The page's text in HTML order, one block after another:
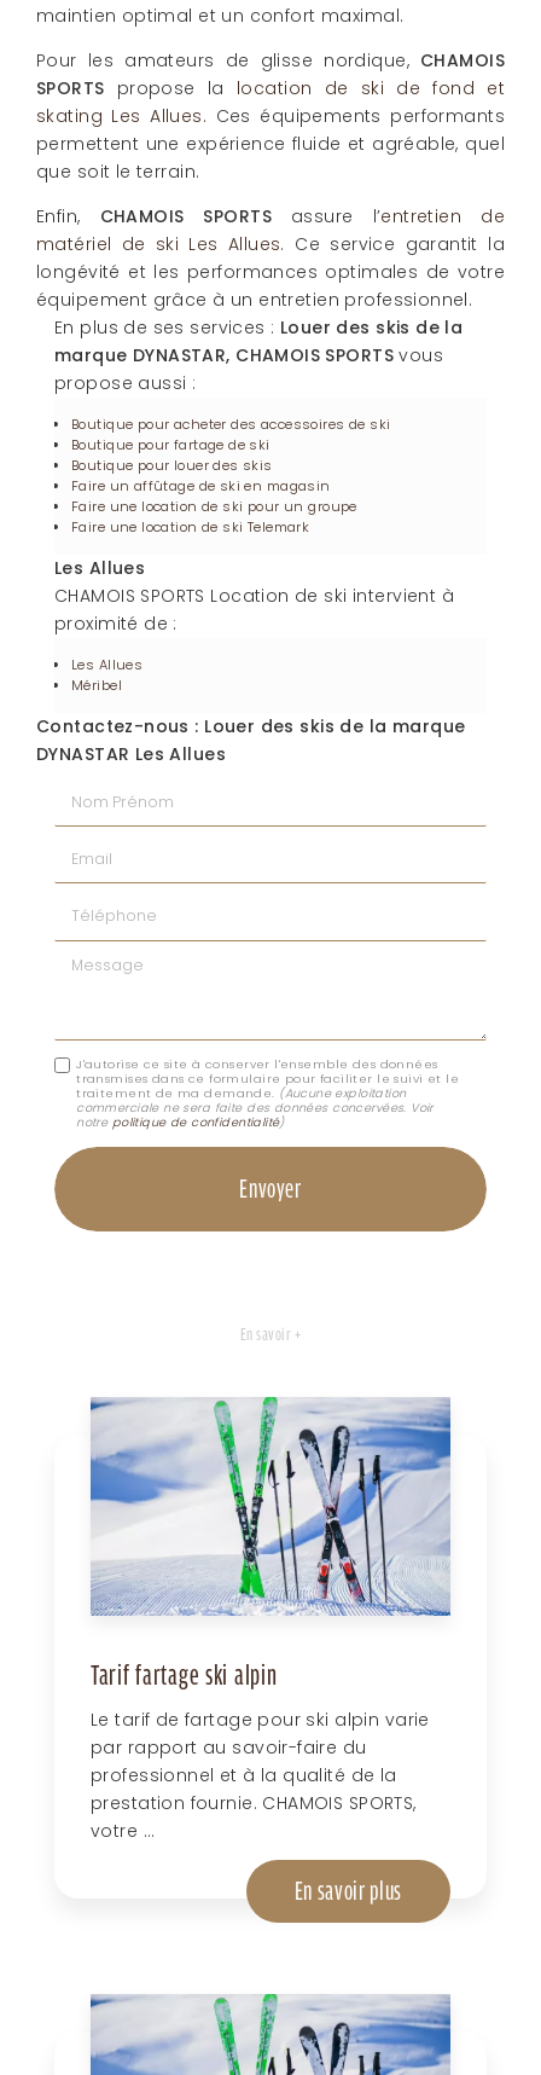
maintien optimal et un confort maximal.
Pour les amateurs de glisse nordique, CHAMOIS
SPORTS propose la location de ski de fond et
skating Les Allues. Ces équipements performants
permettent une expérience fluide et agréable, quel
que soit le terrain.
Enfin, CHAMOIS SPORTS assure l’entretien de
matériel de ski Les Allues. Ce service garantit la
longévité et les performances optimales de votre
équipement grâce à un entretien professionnel.
En plus de ses services : Louer des skis de la
marque DYNASTAR, CHAMOIS SPORTS vous
propose aussi :
Boutique pour acheter des accessoires de ski
Boutique pour fartage de ski
Boutique pour louer des skis
Faire un affûtage de ski en magasin
Faire une location de ski pour un groupe
Faire une location de ski Telemark
Les Allues
CHAMOIS SPORTS Location de ski intervient à
proximité de :
Les Allues
Méribel
Contactez-nous : Louer des skis de la marque
DYNASTAR Les Allues
Nom Prénom
Email
Téléphone
Message
J'autorise ce site à conserver l'ensemble des données
transmises dans ce formulaire pour faciliter le suivi et le
traitement de ma demande. (Aucune exploitation
commerciale ne sera faite des données concervées. Voir
notre politique de confidentialité)
En savoir +
Tarif fartage ski alpin
Le tarif de fartage pour ski alpin varie
par rapport au savoir-faire du
professionnel et à la qualité de la
prestation fournie. CHAMOIS SPORTS,
votre ...
En savoir plus